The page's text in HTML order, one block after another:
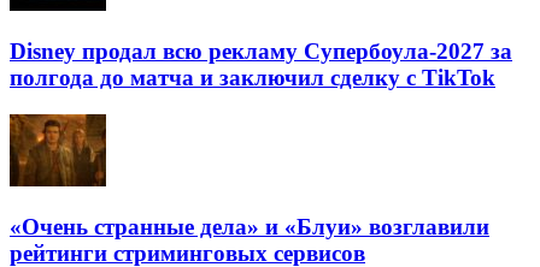
Disney продал всю рекламу Супербоула-2027 за
полгода до матча и заключил сделку с TikTok
«Очень странные дела» и «Блуи» возглавили
рейтинги стриминговых сервисов